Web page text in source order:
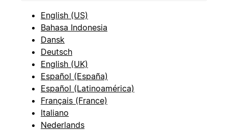
English (US)
Bahasa Indonesia
Dansk
Deutsch
English (UK)
Español (España)
Español (Latinoamérica)
Français (France)
Italiano
Nederlands